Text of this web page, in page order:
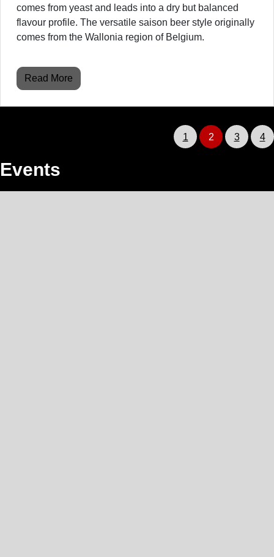
comes from yeast and leads into a dry but balanced
flavour profile. The versatile saison beer style originally
comes from the Wallonia region of Belgium.
Read More
1 2 3 4
Events